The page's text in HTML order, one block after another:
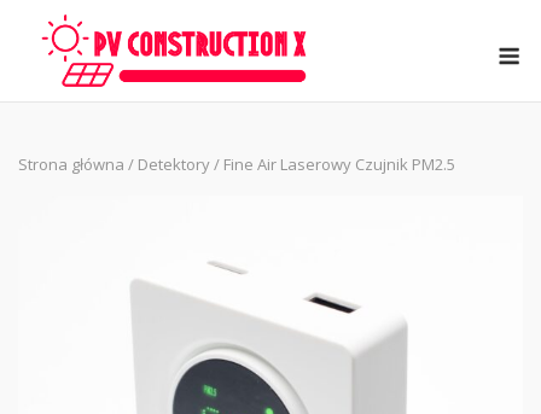
Strona główna / Detektory/ Fine Air Laserowy Czujnik PM2.5